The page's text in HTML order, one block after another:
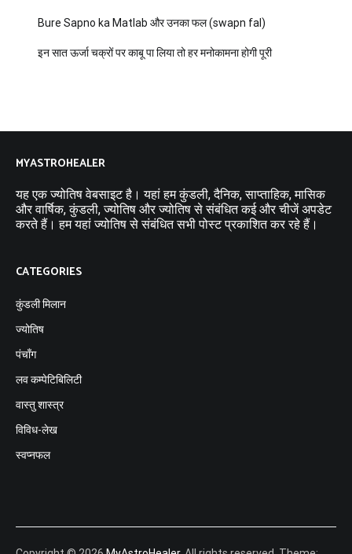
Bure Sapno ka Matlab और उनका फल (swapn fal)
इन सात ऊर्जा चक्रों पर काबू पा लिया तो हर मनोकामना होगी पूरी
MYASTROHEALER
यह एक ज्योतिष वेबसाइट है। यहां हम कुंडली, दैनिक, साप्ताहिक, मासिक
और वार्षिक, कुंडली, ज्योतिष और ज्योतिष से संबंधित कई और चीजें अपडेट
करते हैं। हम यहां ज्योतिष से संबंधित सभी पोस्ट प्रकाशित कर रहे हैं।
CATEGORIES
कुंडली मिलान
ज्योतिष
पंचाँग
लव कम्पेटिबिलिटी
वास्तु शास्त्र
विविध-लेख
स्वप्नफल